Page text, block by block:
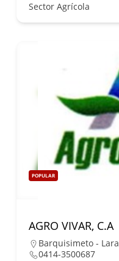
Sector Agrícola
POPULAR
AGRO VIVAR, C.A
Barquisimeto - Lara
0414-3500687